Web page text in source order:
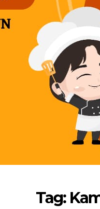
Tag: